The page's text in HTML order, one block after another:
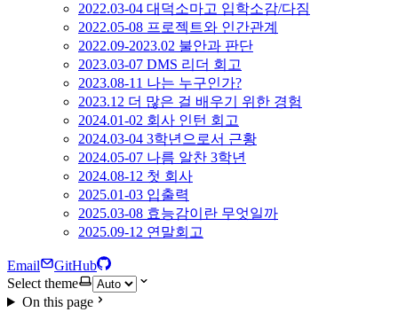
2022.03-04 대덕소마고 입학소감/다짐
2022.05-08 프로젝트와 인간관계
2022.09-2023.02 불안과 판단
2023.03-07 DMS 리더 회고
2023.08-11 나는 누구인가?
2023.12 더 많은 걸 배우기 위한 경험
2024.01-02 회사 인턴 회고
2024.03-04 3학년으로서 근황
2024.05-07 나름 알찬 3학년
2024.08-12 첫 회사
2025.01-03 입출력
2025.03-08 효능감이란 무엇일까
2025.09-12 연말회고
Email
GitHub
Select theme
On this page